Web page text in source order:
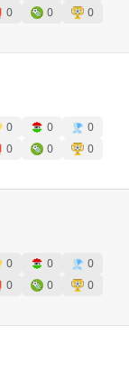
0 0
0
0 0
0
0 0
0
0 0
0
0 0
0